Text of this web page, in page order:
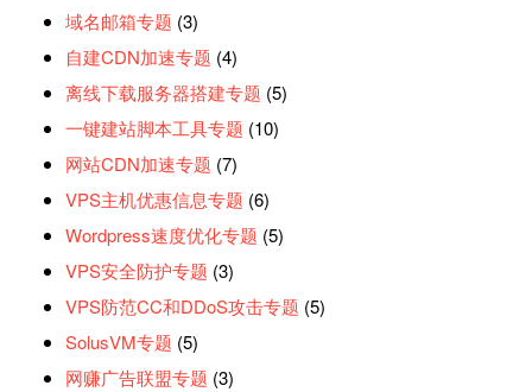
域名邮箱专题 (3)
自建CDN加速专题 (4)
离线下载服务器搭建专题 (5)
一键建站脚本工具专题 (10)
网站CDN加速专题 (7)
VPS主机优惠信息专题 (6)
Wordpress速度优化专题 (5)
VPS安全防护专题 (3)
VPS防范CC和DDoS攻击专题 (5)
SolusVM专题 (5)
网赚广告联盟专题 (3)